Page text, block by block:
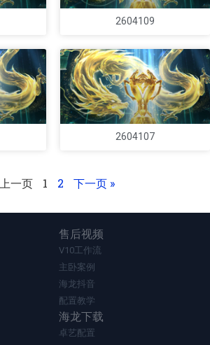
2604109
2604107
一页 1 2 下一页 »
售后视频
V10工作流
主卧案例
海龙抖音
配置教学
海龙下载
卓艺配置